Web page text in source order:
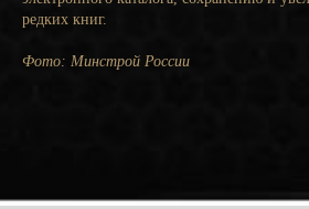
редких книг.
Фото: Минстрой России